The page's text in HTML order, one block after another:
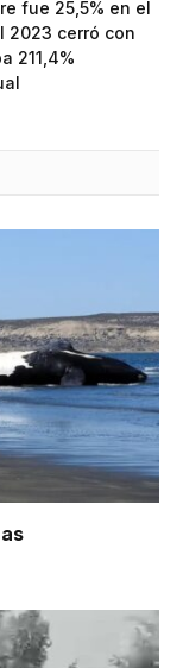
fue 25,5% en el
2023 cerró con
211,4%